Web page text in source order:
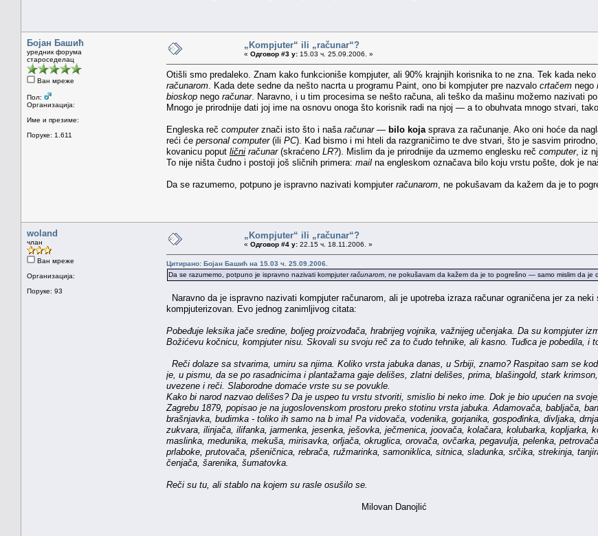
Бојан Башић
уредник форума
староседелац
Ван мреже
Пол:
Организација:
Име и презиме:
Поруке: 1.611
„Kompjuter“ ili „računar“?
« Одговор #3 у: 15.03 ч. 25.09.2006. »
Otišli smo predaleko. Znam kako funkcioniše kompjuter, ali 90% krajnjih korisnika to ne zna. Tek kada
računarom . Kada dete sedne da nešto nacrta u programu Paint, ono bi kompjuter pre nazvalo crtačem nego
bioskop nego računar. Naravno, i u tim procesima se nešto računa, ali teško da mašinu možemo nazivati
Mnogo je prirodnije dati joj ime na osnovu onoga što korisnik radi na njoj — a to obuhvata mnogo stvari,
Engleska reč computerznači isto što i naša računar— bilo koja sprava za računanje. Ako oni hoće da
reći će personal computer(ili PC). Kad bismo i mi hteli da razgraničimo te dve stvari, što je sasvim
kovanicu poput lični računar(skraćeno LR?). Mislim da je prirodnije da uzmemo englesku reč computer, iz
To nije ništa čudno i postoji još sličnih primera: mail na engleskom označava bilo koju vrstu pošte, dok je
Da se razumemo, potpuno je ispravno nazivati kompjuter računarom , ne pokušavam da kažem da je to
woland
члан
Ван мреже
Организација:
Поруке: 93
„Kompjuter“ ili „računar“?
« Одговор #4 у: 22.15 ч. 18.11.2006. »
Цитирано: Бојан Башић на 15.03 ч. 25.09.2006.
Da se razumemo, potpuno je ispravno nazivati kompjuterračunarom , ne pokušavam da kažem da je to pogrešno — samo mislim da je
Naravno da je ispravno nazivati kompjuter računarom, ali je upotreba izraza računar ograničena jer za
kompjuterizovan. Evo jednog zanimljivog citata:
Pobeđuje leksika jače sredine, boljeg proizvođača, hrabrijeg vojnika, važnijeg učenjaka. Da su kompjuter
Božićevu kočnicu, kompjuter nisu. Skovali su svoju reč za to čudo tehnike, ali kasno. Tuđica je pobedila, i
Reči dolaze sa stvarima, umiru sa njima. Koliko vrsta jabuka danas, u Srbiji, znamo? Raspitao sam se
je, u pismu, da se po rasadnicima i plantažama gaje delišes, zlatni delišes, prima, blašingold, stark
uvezene i reči. Slaborodne domaće vrste su se povukle.
Kako bi narod nazvao delišes? Da je uspeo tu vrstu stvoriti, smislio bi neko ime. Dok je bio upućen na
Zagrebu 1879, popisao je na jugoslovenskom prostoru preko stotinu vrsta jabuka. Adamovača, babljača,
brašnjavka, budimka - toliko ih samo na b ima! Pa vidovača, vodenika, gorjanika, gospođinka, divljaka,
zukvara, ilinjača, ilifanka, jarmenka, jesenka, ješovka, ječmenica, joovača, kolačara, kolubarka, kopljarka,
maslinka, medunika, mekuša, mirisavka, orljača, okruglica, orovača, ovčarka, pegavulja, pelenka,
prlaboke, prutovača, pšeničnica, rebrača, ružmarinka, samoniklica, sitnica, sladunka, srčika, strekinja,
čenjača, šarenika, šumatovka.
Reči su tu, ali stablo na kojem su rasle osušilo se.
Milovan Danojlić